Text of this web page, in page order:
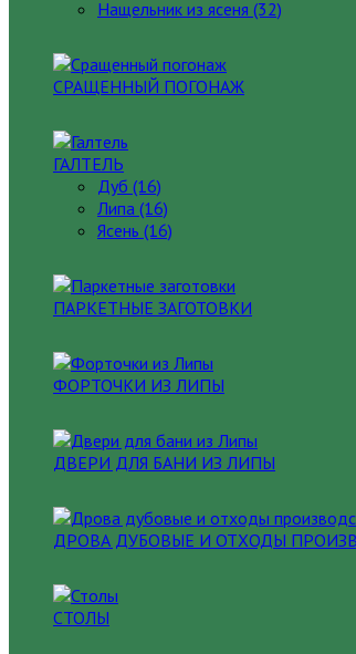
Нащельник из ясеня (32)
СРАЩЕННЫЙ ПОГОНАЖ
ГАЛТЕЛЬ
Дуб (16)
Липа (16)
Ясень (16)
ПАРКЕТНЫЕ ЗАГОТОВКИ
ФОРТОЧКИ ИЗ ЛИПЫ
ДВЕРИ ДЛЯ БАНИ ИЗ ЛИПЫ
ДРОВА ДУБОВЫЕ И ОТХОДЫ
СТОЛЫ